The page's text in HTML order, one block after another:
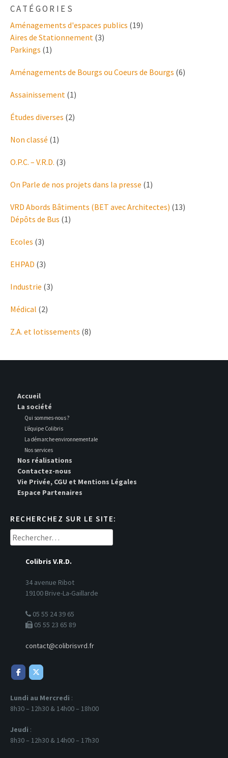
CATÉGORIES
Aménagements d'espaces publics (19)
Aires de Stationnement (3)
Parkings (1)
Aménagements de Bourgs ou Coeurs de Bourgs (6)
Assainissement (1)
Études diverses (2)
Non classé (1)
O.P.C. – V.R.D. (3)
On Parle de nos projets dans la presse (1)
VRD Abords Bâtiments (BET avec Architectes) (13)
Dépôts de Bus (1)
Ecoles (3)
EHPAD (3)
Industrie (3)
Médical (2)
Z.A. et lotissements (8)
Accueil
La société
Qui sommes-nous ?
L’équipe Colibris
La démarche environnementale
Nos services
Nos réalisations
Contactez-nous
Vie Privée, CGU et Mentions Légales
Espace Partenaires
RECHERCHEZ SUR LE SITE:
Rechercher :
Colibris V.R.D.
34 avenue Ribot
19100 Brive-La-Gaillarde
05 55 24 39 65
05 55 23 65 89
contact@colibrisvrd.fr
Lundi au Mercredi :
8h30 – 12h30 & 14h00 – 18h00
Jeudi :
8h30 – 12h30 & 14h00 – 17h30